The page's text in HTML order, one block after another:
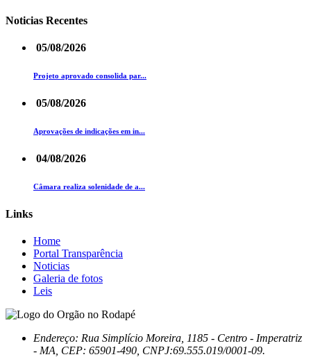
Noticias Recentes
05/08/2026
Projeto aprovado consolida par...
05/08/2026
Aprovações de indicações em in...
04/08/2026
Câmara realiza solenidade de a...
Links
Home
Portal Transparência
Noticias
Galeria de fotos
Leis
Endereço: Rua Simplício Moreira, 1185 - Centro - Imperatriz
- MA, CEP: 65901-490, CNPJ:69.555.019/0001-09.